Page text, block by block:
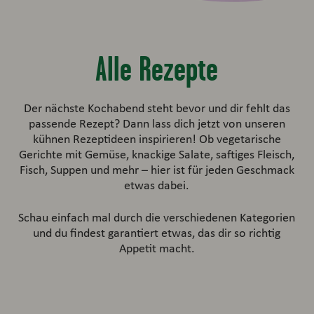
Alle Rezepte
Der nächste Kochabend steht bevor und dir fehlt das
passende Rezept? Dann lass dich jetzt von unseren
kühnen Rezeptideen inspirieren! Ob vegetarische
Gerichte mit Gemüse, knackige Salate, saftiges Fleisch,
Fisch, Suppen und mehr – hier ist für jeden Geschmack
etwas dabei.
Schau einfach mal durch die verschiedenen Kategorien
und du findest garantiert etwas, das dir so richtig
Appetit macht.